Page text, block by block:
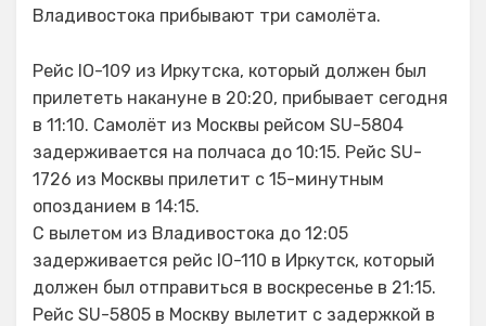
Владивостока прибывают три самолёта.
Рейс IO-109 из Иркутска, который должен был
прилететь накануне в 20:20, прибывает сегодня
в 11:10. Самолёт из Москвы рейсом SU-5804
задерживается на полчаса до 10:15. Рейс SU-
1726 из Москвы прилетит с 15-минутным
опозданием в 14:15.
С вылетом из Владивостока до 12:05
задерживается рейс IO-110 в Иркутск, который
должен был отправиться в воскресенье в 21:15.
Рейс SU-5805 в Москву вылетит с задержкой в